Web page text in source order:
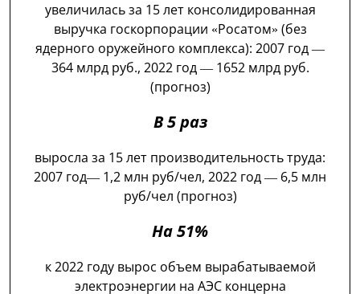
увеличилась за 15 лет консолидированная
выручка госкорпорации «Росатом» (без
ядерного оружейного комплекса): 2007 год —
364 млрд руб., 2022 год — 1652 млрд руб.
(прогноз)
В 5 раз
выросла за 15 лет производительность труда:
2007 год— 1,2 млн руб/чел, 2022 год — 6,5 млн
руб/чел (прогноз)
На 51%
к 2022 году вырос объем вырабатываемой
электроэнергии на АЭС концерна